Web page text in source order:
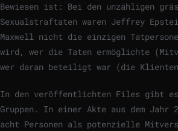
Bewiesen ist: Bei den unzähligen
Sexualstraftaten waren Jeffrey
Maxwell nicht die einzigen
wird, wer die Taten ermöglichte
wer daran beteiligt war (die
In den veröffentlichten Files gibt es
Gruppen. In einer Akte aus dem Jahr
acht Personen als potenzielle